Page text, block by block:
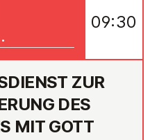
ZUR
DES
MIT GOTT
09:30